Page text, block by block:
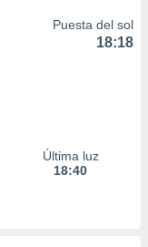
Puesta del sol
18:18
Última luz
18:40